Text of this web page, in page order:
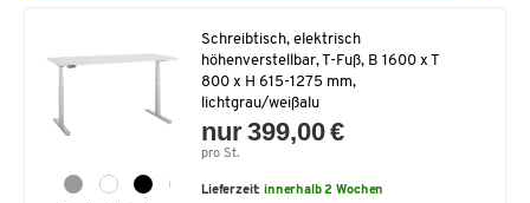
Schreibtisch, elektrisch
höhenverstellbar, T-Fuß, B 1600 x T
800 x H 615-1275 mm,
lichtgrau/weißalu
nur 399,00 €
pro St.
Lieferzeit:innerhalb 2 Wochen